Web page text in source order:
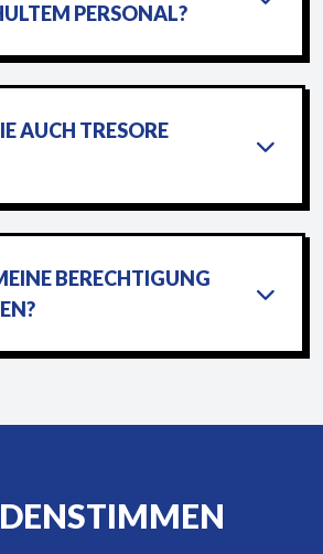
PERSONAL?
AUCH TRESORE
BERECHTIGUNG